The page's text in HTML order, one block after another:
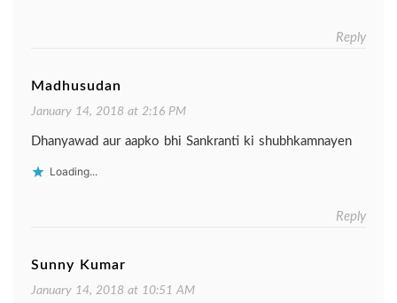
Reply
Madhusudan
January 14, 2018 at 2:16 PM
Dhanyawad aur aapko bhi Sankranti ki shubhkamnayen
Loading...
Reply
Sunny Kumar
January 14, 2018 at 10:51 AM